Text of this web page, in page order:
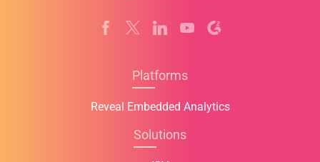
Platforms
Reveal Embedded Analytics
Solutions